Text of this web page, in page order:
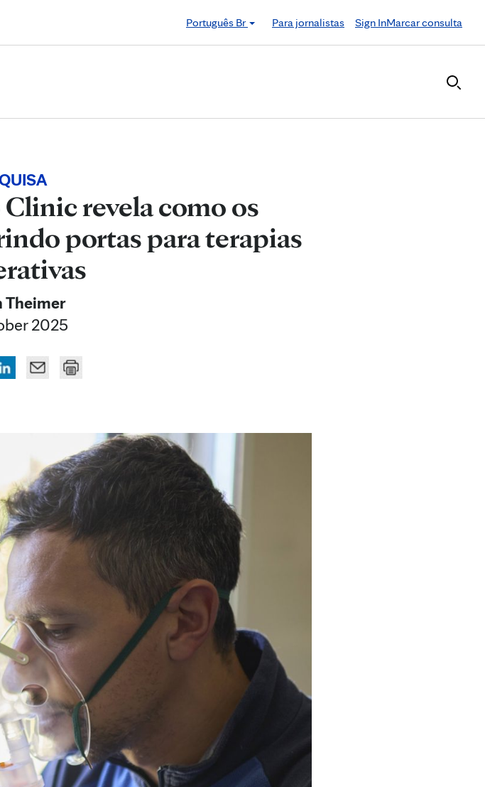
Português Br
Para jornalistas Sign InMarcar consulta
revela como os
portas para terapias
Theimer
2025